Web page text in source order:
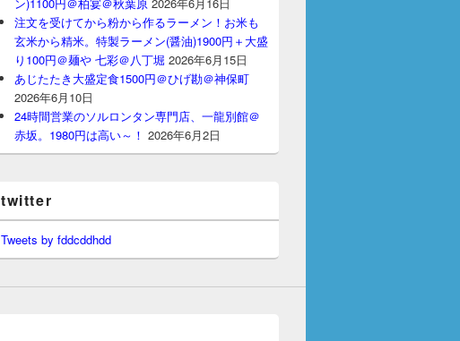
注文を受けてから粉から作るラーメン！お米も
玄米から精米。特製ラーメン(醤油)1900円＋大盛
り100円＠麺や 七彩＠八丁堀 2026年6月15日
あじたたき大盛定食1500円＠ひげ勘＠神保町
2026年6月10日
24時間営業のソルロンタン専門店、一龍別館＠
赤坂。1980円は高い～！ 2026年6月2日
twitter
Tweets by fddcddhdd